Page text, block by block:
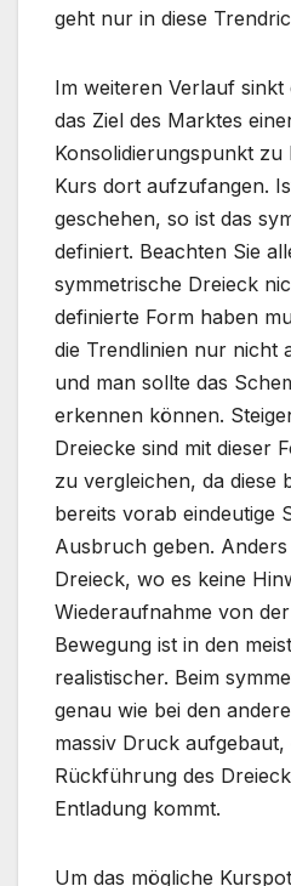
geht nur in diese
Im weiteren Verlauf
das Ziel des Marktes
Konsolidierungspunkt zu
Kurs dort aufzufangen.
geschehen, so ist das
definiert. Beachten Sie
symmetrische Dreieck
definierte Form haben
die Trendlinien nur nicht
und man sollte das
erkennen können.
Dreiecke sind mit dieser
zu vergleichen, da diese
bereits vorab eindeutige
Ausbruch geben.
Dreieck, wo es keine
Wiederaufnahme von
Bewegung ist in den
realistischer. Beim
genau wie bei den
massiv Druck aufgebaut,
Rückführung des
Entladung kommt.
Um das mögliche